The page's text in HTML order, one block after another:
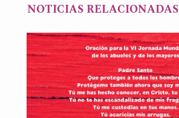
NOTICIAS RELACIONADAS